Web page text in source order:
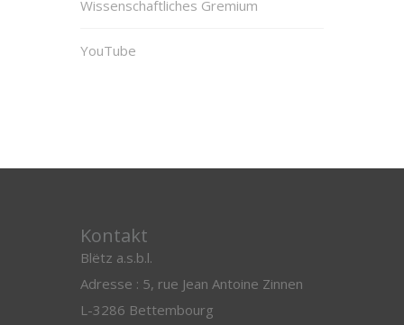
Wissenschaftliches Gremium
YouTube
Kontakt
Blëtz a.s.b.l.
Adresse : 5, rue Jean Antoine Zinnen
L-3286 Bettembourg